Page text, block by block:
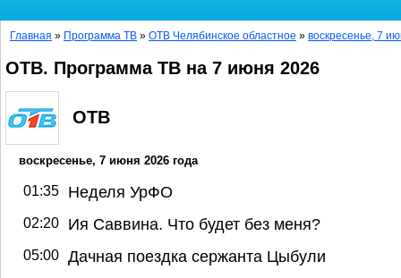
Главная » Программа ТВ » ОТВ Челябинское областное » воскресенье, 7
ОТВ. Программа ТВ на 7 июня 2026
ОТВ
воскресенье, 7 июня 2026 года
01:35 Неделя УрФО
02:20 Ия Саввина. Что будет без меня?
05:00 Дачная поездка сержанта Цыбули